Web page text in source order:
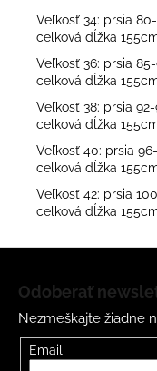
Veľkosť 34: prsia
celková dĺžka
Veľkosť 36: prsia
celková dĺžka
Veľkosť 38: prsia
celková dĺžka
Veľkosť 40: prsia
celková dĺžka
Veľkosť 42: prsia
celková dĺžka
Odoberať
Nezmeškajte žiadne
Email